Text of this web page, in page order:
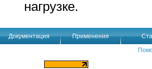
нагрузке.
Документация Применения